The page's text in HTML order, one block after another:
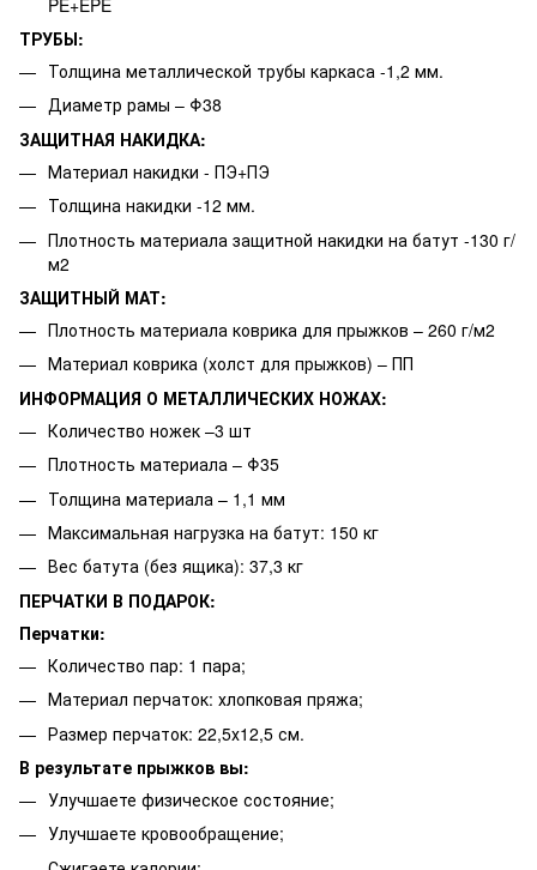
ТРУБЫ:
Толщина металлической трубы каркаса -1,2 мм.
Диаметр рамы – Φ38
ЗАЩИТНАЯ НАКИДКА:
Материал накидки - ПЭ+ПЭ
Толщина накидки -12 мм.
Плотность материала защитной накидки на батут -130 г/
м2
ЗАЩИТНЫЙ МАТ:
Плотность материала коврика для прыжков – 260 г/м2
Материал коврика (холст для прыжков) – ПП
ИНФОРМАЦИЯ О МЕТАЛЛИЧЕСКИХ НОЖАХ:
Количество ножек –3 шт
Плотность материала – Φ35
Толщина материала – 1,1 мм
Максимальная нагрузка на батут: 150 кг
Вес батута (без ящика): 37,3 кг
ПЕРЧАТКИ В ПОДАРОК:
Перчатки:
Количество пар: 1 пара;
Материал перчаток: хлопковая пряжа;
Размер перчаток: 22,5х12,5 см.
В результате прыжков вы:
Улучшаете физическое состояние;
Улучшаете кровообращение;